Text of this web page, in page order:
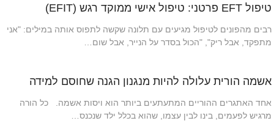
טיפול EFT פרטני: טיפול אישי ממוקד רגש (EFIT)
רבים מהפונים לטיפול מגיעים עם תלונה שקשה לתפוס אותה במילים: "אני
מתפקד, אבל ריק", "הכול בסדר על הנייר, אבל שום…
אשמה הורית עלולה להיות מנגנון הגנה שחוסם למידה
אחד האתגרים ההוריים המתעתעים ביותר הוא ויסות אשמה. כל הורה
מרגיש לפעמים, בינו לבין עצמו, שהוא בכלל ילד שנכנס…